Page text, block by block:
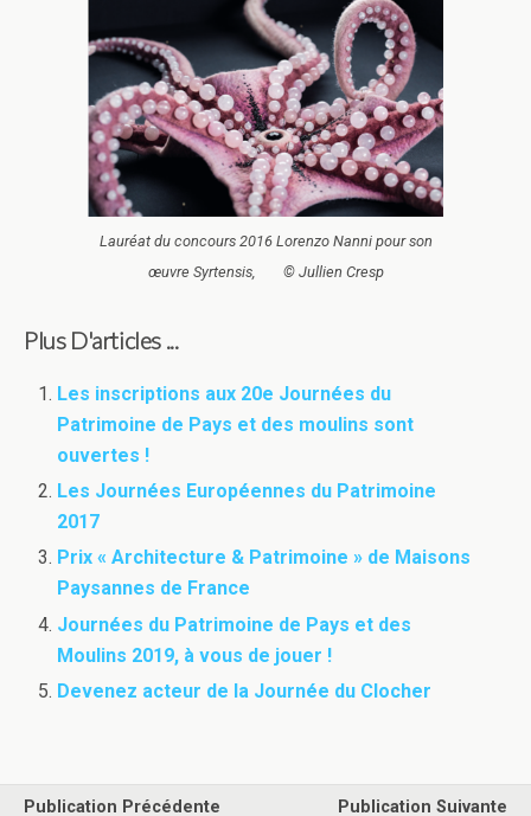
Lauréat du concours 2016 Lorenzo Nanni pour son
œuvre Syrtensis, © Jullien Cresp
Plus D'articles ...
Les inscriptions aux 20e Journées du
Patrimoine de Pays et des moulins sont
ouvertes !
Les Journées Européennes du Patrimoine
2017
Prix « Architecture & Patrimoine » de Maisons
Paysannes de France
Journées du Patrimoine de Pays et des
Moulins 2019, à vous de jouer !
Devenez acteur de la Journée du Clocher
Publication Précédente Publication Suivante